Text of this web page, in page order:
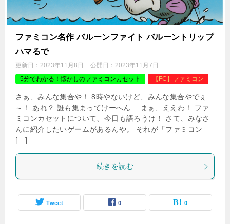
ファミコン名作 バルーンファイト バルーントリップ
ハマるで
更新日： 2023年11月8日 公開日： 2023年11月7日
5分でわかる！懐かしのファミコンカセット
【FC】ファミコン
さぁ、みんな集合や！ 8時やないけど、みんな集合やでぇ
～！ あれ？ 誰も集まってけーへん… まぁ、ええわ！ ファ
ミコンカセットについて、今日も語ろうけ！ さて、みなさ
んに紹介したいゲームがあるんや。 それが「ファミコン
[…]
続きを読む
Tweet 0 0